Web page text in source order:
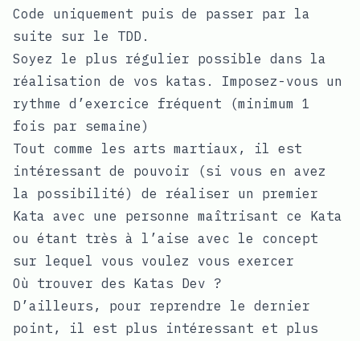
Code uniquement puis de passer par la
suite sur le TDD.
Soyez le plus régulier possible dans la
réalisation de vos katas. Imposez-vous un
rythme d’exercice fréquent (minimum 1
fois par semaine)
Tout comme les arts martiaux, il est
intéressant de pouvoir (si vous en avez
la possibilité) de réaliser un premier
Kata avec une personne maîtrisant ce Kata
ou étant très à l’aise avec le concept
sur lequel vous voulez vous exercer
Où trouver des Katas Dev ?
D’ailleurs, pour reprendre le dernier
point, il est plus intéressant et plus